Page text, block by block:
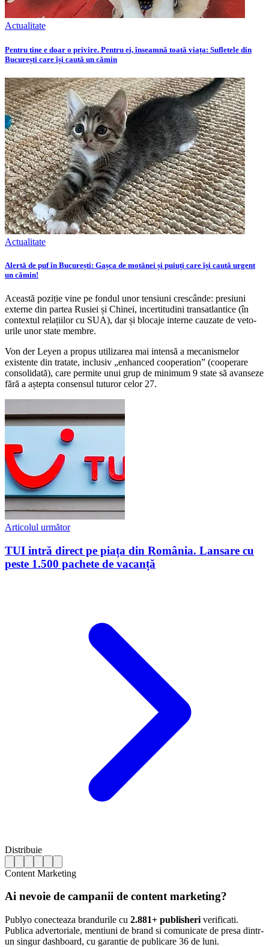
Actualitate
Pentru tine e doar o privire. Pentru ei, înseamnă toată viața: Sufletele din
București care își caută un cămin
Actualitate
Alertă de puf în București: Gașca de motănei și puiuți care își caută urgent
un cămin!
Această poziție vine pe fondul unor tensiuni crescânde: presiuni
externe din partea Rusiei și Chinei, incertitudini transatlantice (în
contextul relațiilor cu SUA), dar și blocaje interne cauzate de veto-
urile unor state membre.
Von der Leyen a propus utilizarea mai intensă a mecanismelor
existente din tratate, inclusiv „enhanced cooperation” (cooperare
consolidată), care permite unui grup de minimum 9 state să avanseze
fără a aștepta consensul tuturor celor 27.
Articolul următor
TUI intră direct pe piața din România. Lansare cu
peste 1.500 pachete de vacanță
Distribuie
Content Marketing
Ai nevoie de campanii de content marketing?
Publyo conecteaza brandurile cu 2.881+ publisheri verificati.
Publica advertoriale, mentiuni de brand si comunicate de presa dintr-
un singur dashboard, cu garantie de publicare 36 de luni.